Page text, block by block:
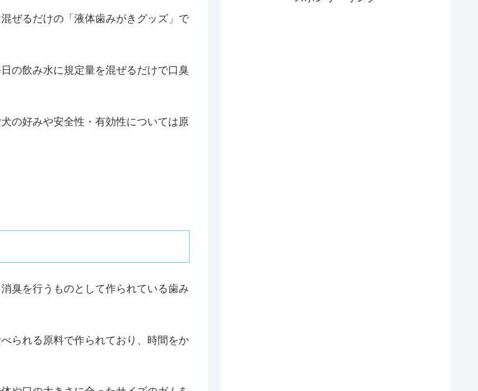
ぜるだけの「液体歯みがきグッズ」で
の飲み水に規定量を混ぜるだけで口臭
の好みや安全性・有効性については原
臭を行うものとして作られている歯み
られる原料で作られており、時間をか